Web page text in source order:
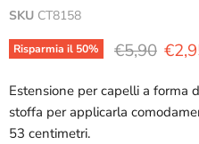
SKU CT8158
Risparmia il 50% Prezzo
€5,90
Estensione per capelli a forma
stoffa per applicarla
53 centimetri.